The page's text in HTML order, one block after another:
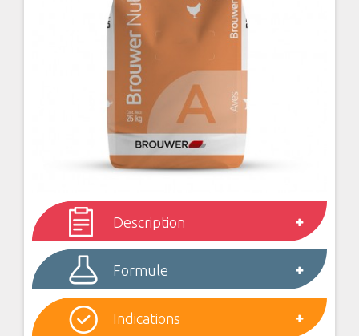
Description
Formule
Indications